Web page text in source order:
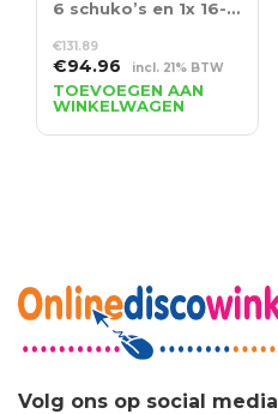
6 schuko’s en 1x 16-polige aansluiting
€131.89
Oorspronkelijke
prijs
was:
€131.89.
€94.96Huidige
prijs
is:
€94.96.
incl. 21% BTW
TOEVOEGEN AAN
WINKELWAGEN
Volg ons op social media